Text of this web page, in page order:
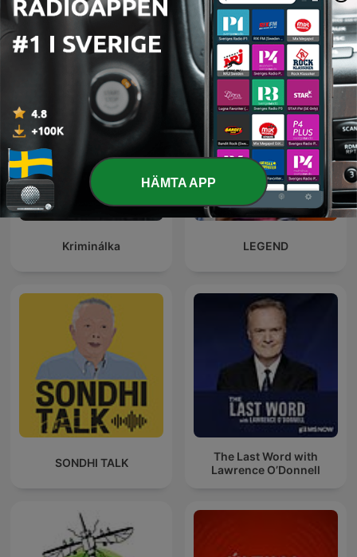
La Republica - Sin guion Global News Podcast
Kriminálka LEGEND
SONDHI TALK
The Last Word with
Lawrence O’Donnell
HÄMTA APP